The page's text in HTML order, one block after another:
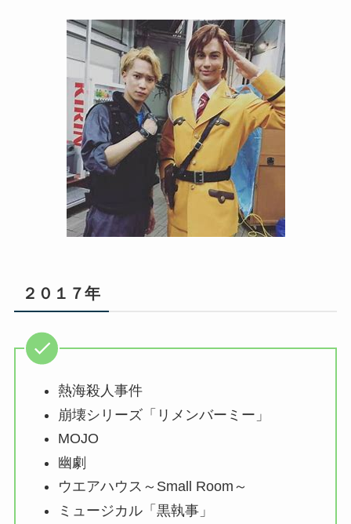
２０１７年
熱海殺人事件
崩壊シリーズ「リメンバーミー」
MOJO
幽劇
ウエアハウス～Small Room～
ミュージカル「黒執事」